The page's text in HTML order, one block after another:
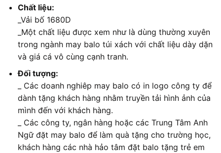
Chất liệu:
_Vải bố 1680D
_Một chất liệu được xem như là dùng thường xuyên
trong ngành may balo túi xách với chất liệu dày dặn
và giá cá vô cùng cạnh tranh.
Đối tượng:
_ Các doanh nghiêp may balo có in logo công ty để
dành tặng khách hàng nhằm truyền tải hình ảnh của
mình đến với khách hàng.
_ Các công ty, ngân hàng hoặc các Trung Tâm Anh
Ngữ đặt may balo để làm quà tặng cho trường học,
khách hàng các nhà hảo tâm đặt balo tặng trẻ em